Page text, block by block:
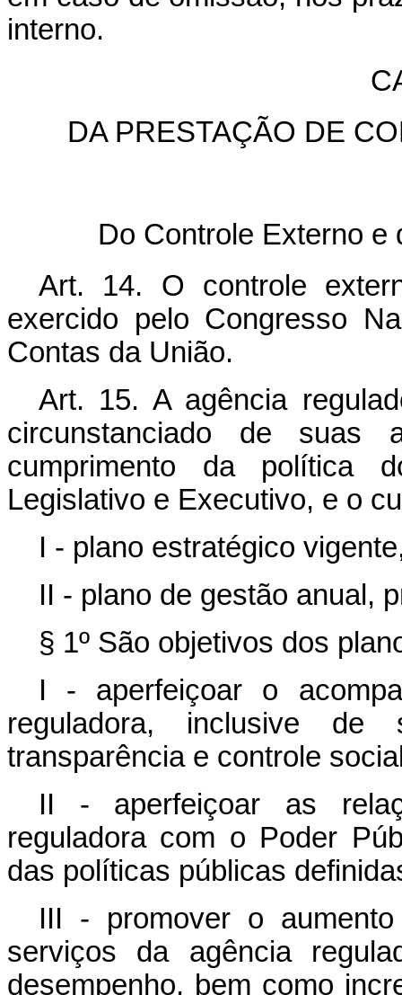
interno.
DA PRESTAÇÃO DE
Do Controle Externo e
Art. 14. O controle
exercido pelo Congresso
Contas da União.
Art. 15. A agência
circunstanciado de suas
cumprimento da política
Legislativo e Executivo, e o
I - plano estratégico
II - plano de gestão anual,
§ 1º São objetivos dos
I - aperfeiçoar o
reguladora, inclusive de
transparência e controle
II - aperfeiçoar as
reguladora com o Poder
das políticas públicas
III - promover o
serviços da agência
desempenho, bem como